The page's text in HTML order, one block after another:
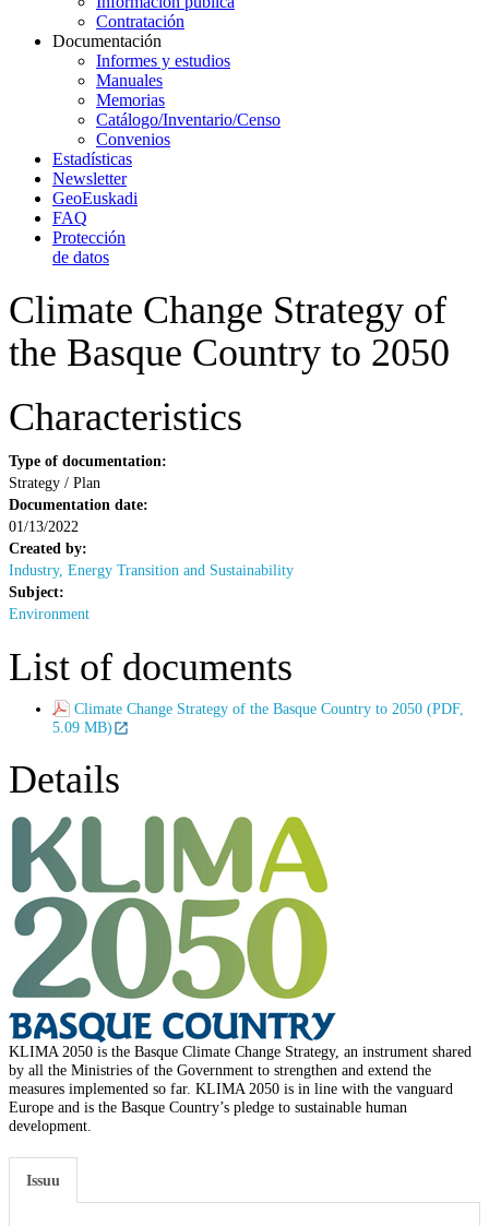
Contratación
Documentación
Informes y estudios
Manuales
Memorias
Catálogo/Inventario/Censo
Convenios
Estadísticas
Newsletter
GeoEuskadi
FAQ
Protección
de datos
Climate Change Strategy of
the Basque Country to 2050
Characteristics
Type of documentation:
Strategy / Plan
Documentation date:
01/13/2022
Created by:
Industry, Energy Transition and Sustainability
Subject:
Environment
List of documents
Climate Change Strategy of the Basque Country to 2050 (PDF,
5.09 MB)
Details
KLIMA 2050 is the Basque Climate Change Strategy, an instrument shared
by all the Ministries of the Government to strengthen and extend the
measures implemented so far. KLIMA 2050 is in line with the vanguard
Europe and is the Basque Country’s pledge to sustainable human
development.
Issuu